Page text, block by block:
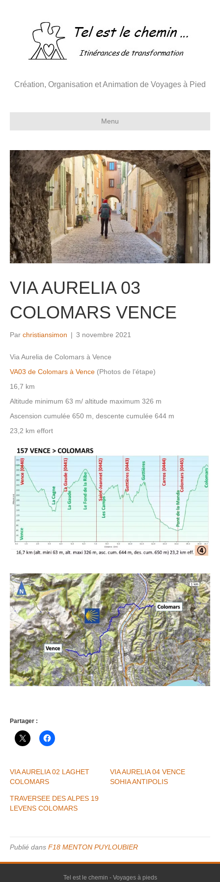
Création, Organisation et Animation de Voyages à Pied
Menu
VIA AURELIA 03
COLOMARS VENCE
Par christiansimon | 3 novembre 2021
Via Aurelia de Colomars à Vence
VA03 de Colomars à Vence (Photos de l’étape)
16,7 km
Altitude minimum 63 m/ altitude maximum 326 m
Ascension cumulée 650 m, descente cumulée 644 m
23,2 km effort
Partager :
VIA AURELIA 02 LAGHET
COLOMARS
VIA AURELIA 04 VENCE
SOHIA ANTIPOLIS
TRAVERSEE DES ALPES 19
LEVENS COLOMARS
Publié dans F18 MENTON PUYLOUBIER
Tel est le chemin - Voyages à pieds